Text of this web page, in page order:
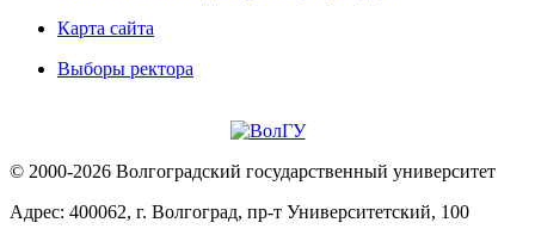
Карта сайта
Выборы ректора
© 2000-2026 Волгоградский государственный университет
Адрес: 400062, г. Волгоград, пр-т Университетский, 100